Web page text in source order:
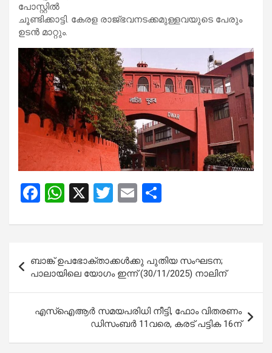
പോസ്റ്റില്‍
ചൂണ്ടിക്കാട്ടി. കേരള രാജ്ഭവനടക്കമുള്ളവയുടെ പേരും
ഉടന്‍ മാറ്റും.
F
ce
o
o
k
W
at
A
p
p
X
T
tt
er
E
ail ar
e
navigation
ബാങ്ക് ഉപഭോക്താക്കൾക്കു പുതിയ സംഘടന;
പാലായിലെ യോഗം ഇന്ന് (30/11/2025) നാലിന്
എസ്ഐആര്‍ സമയപരിധി നീട്ടി, ഫോം വിതരണം
ഡിസംബര്‍ 11വരെ, കരട് പട്ടിക 16ന്